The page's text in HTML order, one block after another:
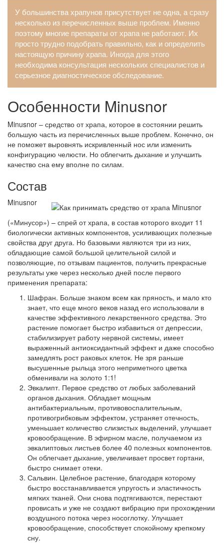
У большинства храпунов присутствует не одна, а сразу
несколько из перечисленных выше проблем. Именно
поэтому многие препараты от храпа не работают. Их
просто трудно подобрать правильно, как и определить
настоящую причину храпа. Иногда для этого
необходима консультация нескольких специалистов и
серьезное диагностическое обследование.
Особенности Minusnor
Minusnor – средство от храпа, которое в состоянии решить
большую часть из перечисленных выше проблем. Конечно, он
не поможет выровнять искривленный нос или изменить
конфигурацию челюсти. Но облегчить дыхание и улучшить
качество сна ему вполне по силам.
Состав
Minusnor
(«Минусор») – спрей от храпа, в состав которого входит 11
биологически активных компонентов, усиливающих полезные
свойства друг друга. Но базовыми являются три из них,
обладающие самой большой целительной силой и
позволяющие, по отзывам пациентов, получить прекрасные
результаты уже через несколько дней после первого
применения препарата:
Шафран. Больше знаком всем как пряность, и мало кто
знает, что еще много веков назад его использовали в
качестве эффективного лекарственного средства. Это
растение помогает быстро избавиться от депрессии,
стабилизирует работу нервной системы, имеет
выраженный антиоксидантный эффект и даже способно
замедлять рост раковых клеток. Не зря раньше
высушенные рыльца этого неприметного цветка
обменивали на золото 1:1!
Эвкалипт. Первое средство от любых заболеваний
органов дыхания. Обладает мощным
антибактериальным, противовоспалительным,
противогрибковым эффектом, устраняет отечность,
уменьшает количество слизистых выделений, улучшает
кровообращение. В эфирном масле, получаемом из
эвкалиптовых листьев более 40 полезных компонентов.
Он облегчает дыхание, увеличивает просвет гортани,
быстро снимает отеки.
Сальвин. Целебное растение, благодаря которому
быстро восстанавливается упругость и эластичность
мягких тканей. Они снова подтягиваются, перестают
провисать и уже не создают вибрацию при прохождении
воздушного потока через носоглотку. Улучшает
кровообращение, способствует спокойному крепкому
сну.